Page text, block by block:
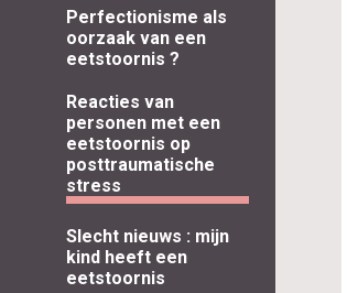
Perfectionisme als
oorzaak van een
eetstoornis ?
Reacties van
personen met een
eetstoornis op
posttraumatische
stress
Slecht nieuws : mijn
kind heeft een
eetstoornis